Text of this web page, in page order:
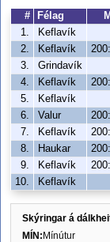
#
Félag
1.
Keflavík
2.
Keflavík
3.
Grindavík
4.
Keflavík
5.
Keflavík
6.
Valur
7.
Keflavík
8.
Haukar
9.
Keflavík
10.
Keflavík
Skýringar á
MÍN:Mínútur